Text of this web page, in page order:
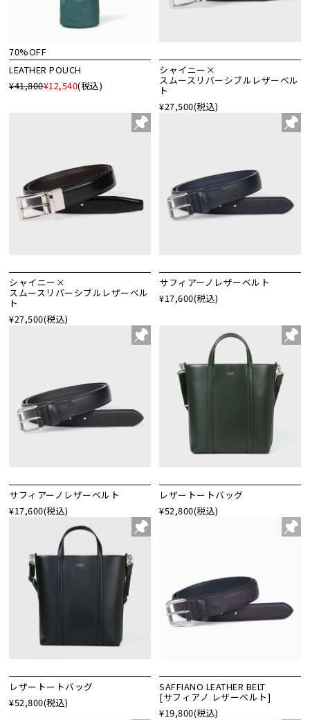
70%OFF
LEATHER POUCH
¥41,800¥12,540(税込)
シャイニー×
スムースリバーシブルレザーベル
ト
¥27,500(税込)
シャイニー×
スムースリバーシブルレザーベル
ト
¥27,500(税込)
サフィアーノレザーベルト
¥17,600(税込)
サフィアーノレザーベルト
¥17,600(税込)
レザートートバッグ
¥52,800(税込)
レザートートバッグ
¥52,800(税込)
SAFFIANO LEATHER BELT
[サフィアノ レザーベルト]
¥19,800(税込)